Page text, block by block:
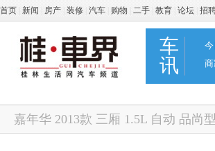
首页 新闻 房产 装修 汽车 购物 二手 教育 论坛 招
车
讯
嘉年华 2013款 三厢 1.5L 自动 品尚型